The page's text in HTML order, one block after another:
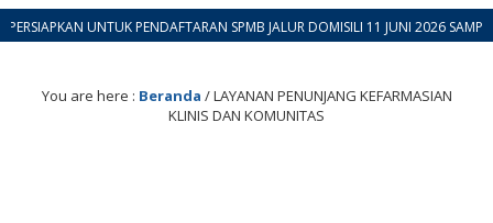
UNTUK PENDAFTARAN SPMB JALUR DOMISILI 11 JUNI 2026 SAMPAI 12
You are here : Beranda /LAYANAN PENUNJANG KEFARMASIAN
KLINIS DAN KOMUNITAS